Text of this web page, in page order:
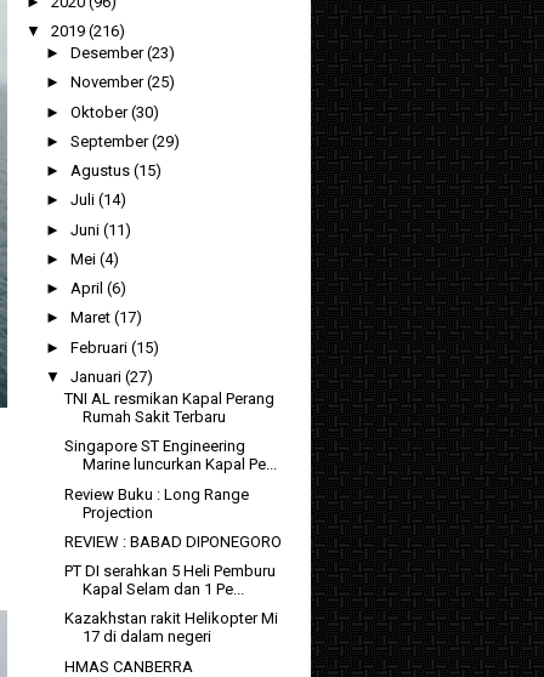
▼ 2019 (216)
► Desember(23)
► November(25)
► Oktober(30)
► September(29)
► Agustus (15)
► Juli (14)
► Juni (11)
► Mei (4)
► April (6)
► Maret (17)
► Februari (15)
▼ Januari (27)
TNI AL resmikan Kapal Perang
Rumah Sakit Terbaru
Singapore ST Engineering
Marine luncurkan Kapal Pe...
Review Buku : Long Range
Projection
REVIEW : BABAD DIPONEGORO
PT DI serahkan 5 Heli Pemburu
Kapal Selam dan 1 Pe...
Kazakhstan rakit Helikopter Mi
17 di dalam negeri
HMAS CANBERRA